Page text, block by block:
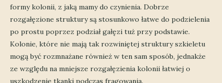
formy kolonii, z jaką mamy do czynienia. Dobrze
rozgałęzione struktury są stosunkowo łatwe do podzielenia
po prostu poprzez podział gałęzi tuż przy podstawie.
Kolonie, które nie mają tak rozwiniętej struktury szkieletu
mogą być rozmnażane również w ten sam sposób, jednakże
ze względu na mniejsze rozgałęzienia kolonii łatwiej o
uszkodzenie tkanki podczas fragowania.